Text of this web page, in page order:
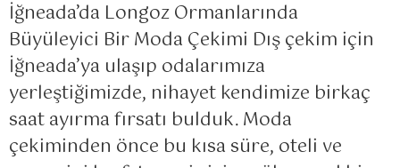
İğneada’da Longoz Ormanlarında
Büyüleyici Bir Moda Çekimi Dış çekim için
İğneada’ya ulaşıp odalarımıza
yerleştiğimizde, nihayet kendimize birkaç
saat ayırma fırsatı bulduk. Moda
çekiminden önce bu kısa süre, oteli ve